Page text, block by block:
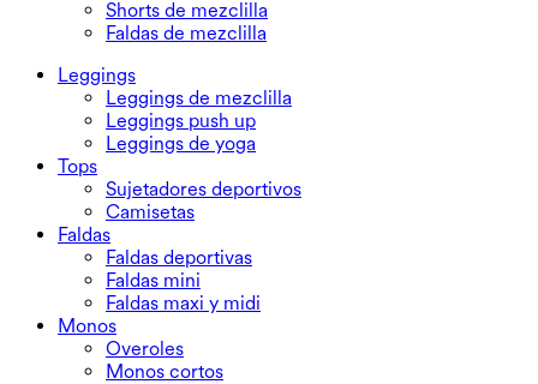
Shorts de mezclilla
Faldas de mezclilla
Leggings
Leggings de mezclilla
Leggings push up
Leggings de yoga
Tops
Sujetadores deportivos
Camisetas
Faldas
Faldas deportivas
Faldas mini
Faldas maxi y midi
Monos
Overoles
Monos cortos